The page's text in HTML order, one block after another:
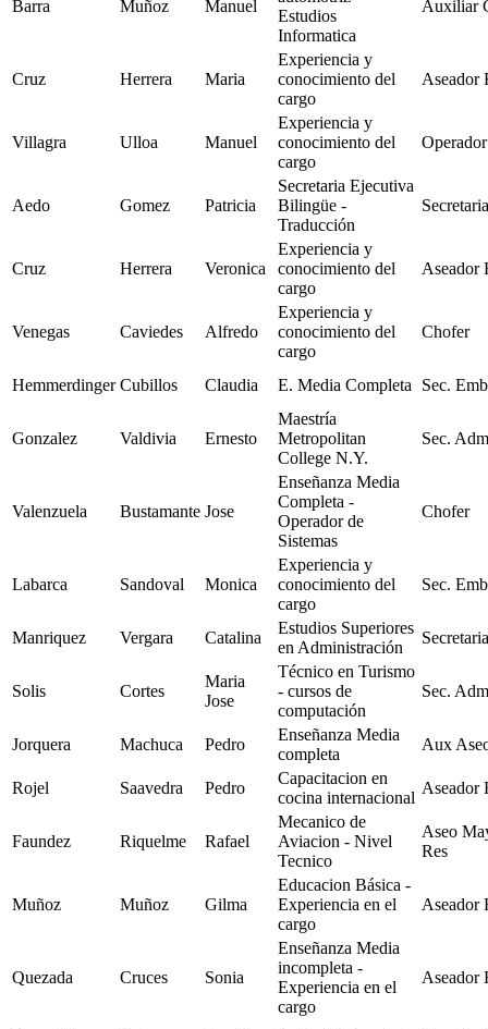
Barra Muñoz Manuel
Estudios
Informatica
Auxiliar
Cruz Herrera Maria
Experiencia y
conocimiento del
cargo
Aseador
Villagra Ulloa Manuel
Experiencia y
conocimiento del
cargo
Aedo Gomez Patricia
Secretaria Ejecutiva
Bilingüe -
Traducción
Secretaria
Cruz Herrera Veronica
Experiencia y
conocimiento del
cargo
Aseador
Venegas Caviedes Alfredo
Experiencia y
conocimiento del
cargo
Chofer
Hemmerdinger Cubillos Claudia E. Media Completa Sec.
Gonzalez Valdivia Ernesto
Maestría
Metropolitan
College N.Y.
Sec.
Valenzuela Bustamante Jose
Enseñanza Media
Completa -
Operador de
Sistemas
Chofer
Labarca Sandoval Monica
Experiencia y
conocimiento del
cargo
Sec.
Manriquez Vergara Catalina
Estudios Superiores
en Administración
Secretaria
Solis Cortes
Maria
Jose
Técnico en Turismo
- cursos de
computación
Sec.
Jorquera Machuca Pedro
Enseñanza Media
completa
Aux
Rojel Saavedra Pedro
Capacitacion en
cocina internacional
Aseador
Faundez Riquelme Rafael
Mecanico de
Aviacion - Nivel
Tecnico
Aseo
Res
Muñoz Muñoz Gilma
Educacion Básica -
Experiencia en el
cargo
Aseador
Quezada Cruces Sonia
Enseñanza Media
incompleta -
Experiencia en el
cargo
Aseador